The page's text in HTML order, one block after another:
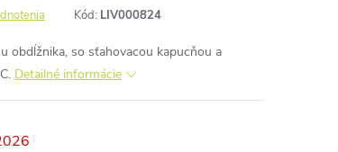
Kód: LIV000824
obdĺžnika, so sťahovacou kapucňou a
Detailné informácie